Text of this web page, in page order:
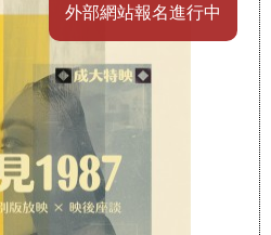
外部網站報名進行中